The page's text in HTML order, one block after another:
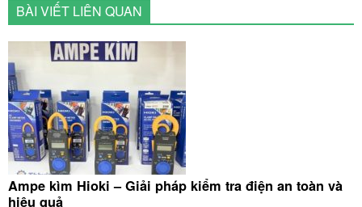
BÀI VIẾT LIÊN QUAN
Ampe kìm Hioki – Giải pháp kiểm tra điện an toàn và
hiệu quả